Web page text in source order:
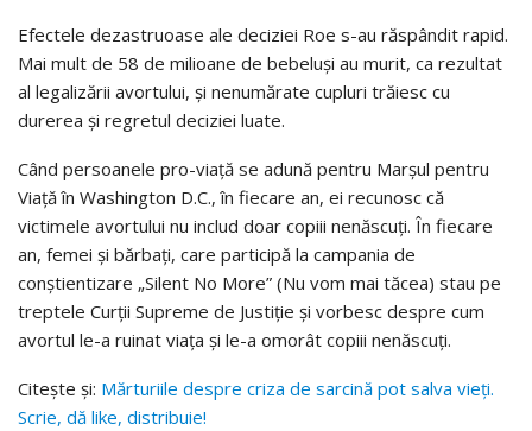
Efectele dezastruoase ale deciziei Roe s-au răspândit rapid.
Mai mult de 58 de milioane de bebeluși au murit, ca rezultat
al legalizării avortului, și nenumărate cupluri trăiesc cu
durerea și regretul deciziei luate.
Când persoanele pro-viață se adună pentru Marșul pentru
Viață în Washington D.C., în fiecare an, ei recunosc că
victimele avortului nu includ doar copiii nenăscuți. În fiecare
an, femei și bărbaţi, care participă la campania de
conștientizare „Silent No More” (Nu vom mai tăcea) stau pe
treptele Curții Supreme de Justiție și vorbesc despre cum
avortul le-a ruinat viața și le-a omorât copiii nenăscuți.
Citește și: Mărturiile despre criza de sarcină pot salva vieți.
Scrie, dă like, distribuie!